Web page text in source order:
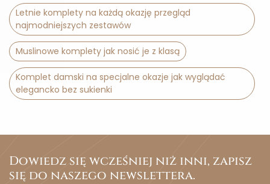
Letnie komplety na każdą okazję przegląd
najmodniejszych zestawów
Muslinowe komplety jak nosić je z klasą
Komplet damski na specjalne okazje jak wyglądać
elegancko bez sukienki
Dowiedz się wcześniej niż inni, zapisz
się do naszego newslettera.